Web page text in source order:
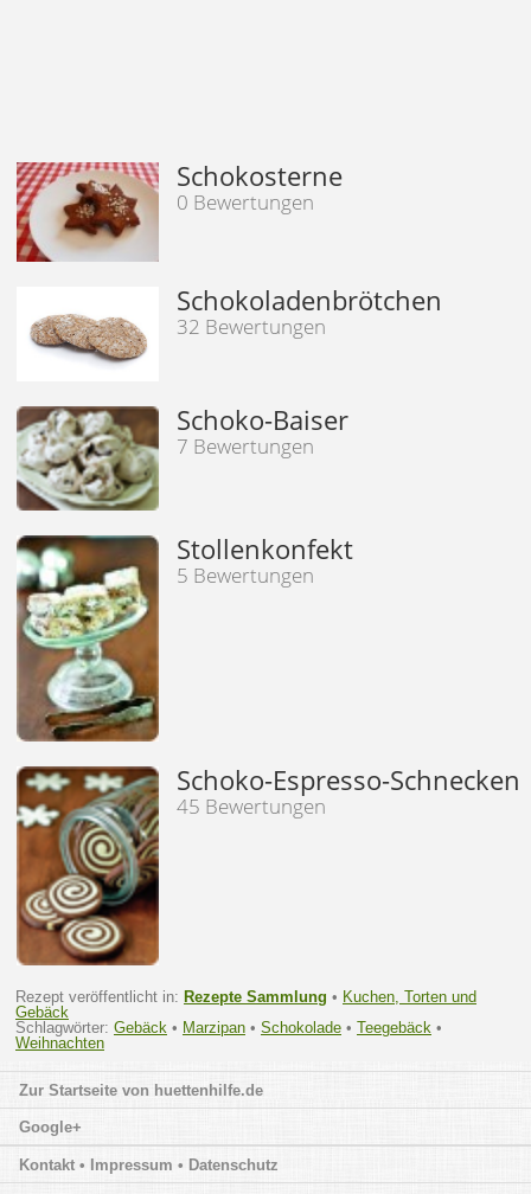
Schokosterne
0 Bewertungen
Schokoladenbrötchen
32 Bewertungen
Schoko-Baiser
7 Bewertungen
Stollenkonfekt
5 Bewertungen
Schoko-Espresso-Schnecken
45 Bewertungen
Rezept veröffentlicht in: Rezepte Sammlung • Kuchen, Torten und
Gebäck
Schlagwörter: Gebäck • Marzipan • Schokolade • Teegebäck •
Weihnachten
huettenhilfe.de
Google+
Kontakt • Impressum • Datenschutz